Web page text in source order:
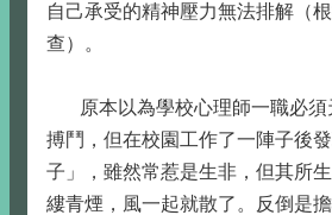
自己承受的精神壓力無法排解（
查）。
原本以為學校心理師一職必須
搏鬥，但在校園工作了一陣子後
子」，雖然常惹是生非，但其所
縷青煙，風一起就散了。反倒是